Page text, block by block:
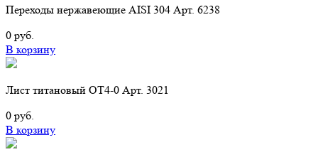
Переходы нержавеющие AISI 304 Арт. 6238
0 руб.
В корзину
Лист титановый ОТ4-0 Арт. 3021
0 руб.
В корзину